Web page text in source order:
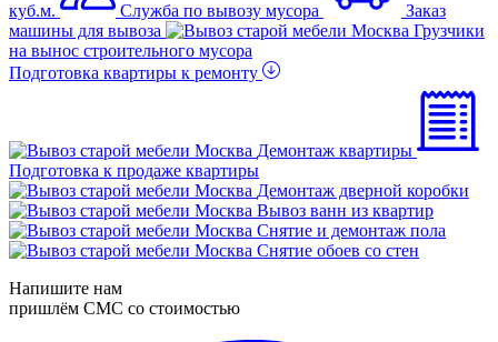
куб.м. Служба по вывозу мусора
Заказ
машины для вывоза
Грузчики
на вынос строительного мусора
Подготовка квартиры к ремонту
Демонтаж квартиры
Подготовка к продаже квартиры
Демонтаж дверной коробки
Вывоз ванн из квартир
Снятие и демонтаж пола
Снятие обоев со стен
Напишите нам
пришлём СМС со стоимостью